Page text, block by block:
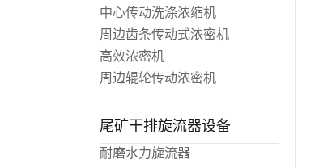
中心传动洗涤浓缩机
周边齿条传动式浓密机
高效浓密机
周边辊轮传动浓密机
尾矿干排旋流器设备
耐磨水力旋流器